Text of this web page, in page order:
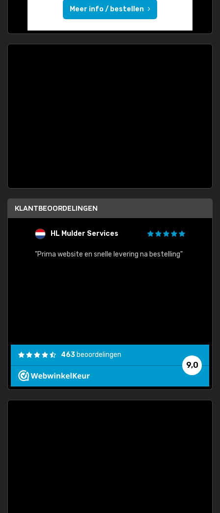
Meer info / bestellen
KLANTBEOORDELINGEN
HL Mulder Services
"Prima website en snelle levering na bestelling"
9,0
463 beoordelingen